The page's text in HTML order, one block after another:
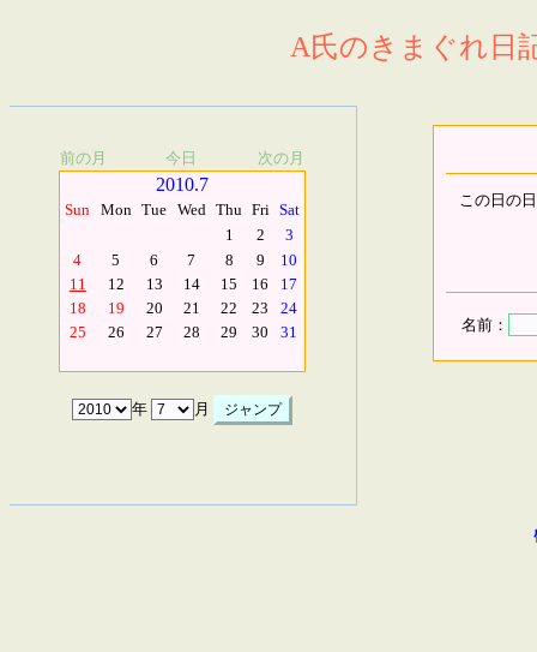
A氏のきまぐれ日
前の月 今日 次の月
2010.7
Sun Mon Tue Wed Thu Fri Sat
1
2
3
4
5 6 7 8 9
10
11
12 13 14 15 16
17
18
19 20 21 22 23
24
25
26 27 28 29 30 31
年 月
この日の
名前：